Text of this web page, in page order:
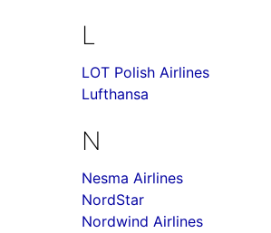
L
LOT Polish Airlines
Lufthansa
N
Nesma Airlines
NordStar
Nordwind Airlines